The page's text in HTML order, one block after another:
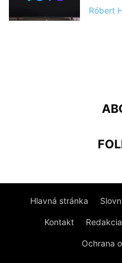
Róbert
Hlavná stránka
Kontakt Redakcia
Ochrana